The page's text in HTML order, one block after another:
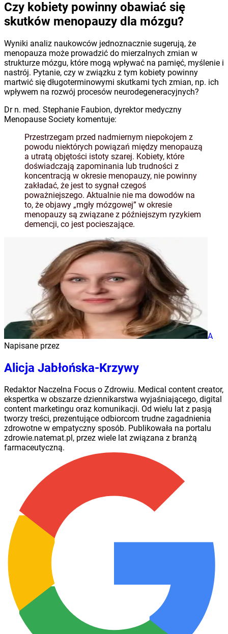
Czy kobiety powinny obawiać się
skutków menopauzy dla mózgu?
Wyniki analiz naukowców jednoznacznie sugerują, że
menopauza może prowadzić do mierzalnych zmian w
strukturze mózgu, które mogą wpływać na pamięć, myślenie i
nastrój. Pytanie, czy w związku z tym kobiety powinny
martwić się długoterminowymi skutkami tych zmian, np. ich
wpływem na rozwój procesów neurodegeneracyjnych?
Dr n. med. Stephanie Faubion, dyrektor medyczny
Menopause Society komentuje:
Przestrzegam przed nadmiernym niepokojem z
powodu niektórych powiązań między menopauzą
a utratą objętości istoty szarej. Kobiety, które
doświadczają zapominania lub trudności z
koncentracją w okresie menopauzy, nie powinny
zakładać, że jest to sygnał czegoś
poważniejszego. Aktualnie nie ma dowodów na
to, że objawy „mgły mózgowej” w okresie
menopauzy są związane z późniejszym ryzykiem
demencji, co jest pocieszające.
A
Napisane przez
Alicja Jabłońska-Krzywy
Redaktor Naczelna Focus o Zdrowiu. Medical content creator,
ekspertka w obszarze dziennikarstwa wyjaśniającego, digital
content marketingu oraz komunikacji. Od wielu lat z pasją
tworzy treści, prezentujące odbiorcom trudne zagadnienia
zdrowotne w empatyczny sposób. Publikowała na portalu
zdrowie.natemat.pl, przez wiele lat związana z branżą
farmaceutyczną.